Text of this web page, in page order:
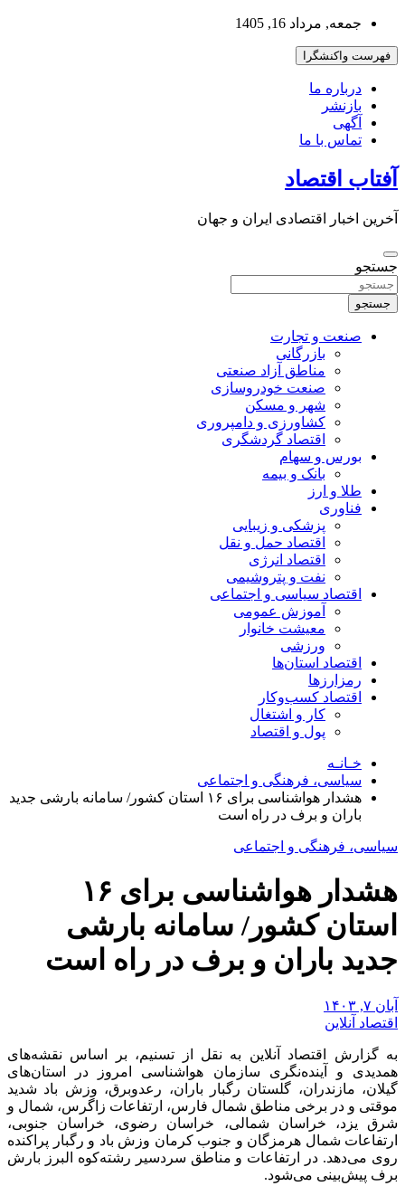
بروید
جمعه, مرداد 16, 1405
فهرست واکنشگرا
درباره ما
بازنشر
آگهی
تماس با ما
آفتاب اقتصاد
آخرین اخبار اقتصادی ایران و جهان
جستجو
جستجو
صنعت و تجارت
بازرگانی
مناطق آزاد صنعتی
صنعت خودروسازی
شهر و مسکن
کشاورزی و دامپروری
اقتصاد گردشگری
بورس و سهام
بانک و بیمه
طلا و ارز
فناوری
پزشکی و زیبایی
اقتصاد حمل و نقل
اقتصاد انرژی
نفت و پتروشیمی
اقتصاد سیاسی و اجتماعی
آموزش عمومی
معیشت خانوار
ورزشی
اقتصاد استان‌ها
رمزارزها
اقتصاد کسب‌و‌کار
کار و اشتغال
پول و اقتصاد
خـانـه
سیاسی، فرهنگی و اجتماعی
هشدار هواشناسی برای ۱۶ استان کشور/ سامانه بارشی جدید
باران و برف در راه است
سیاسی، فرهنگی و اجتماعی
هشدار هواشناسی برای ۱۶
استان کشور/ سامانه بارشی
جدید باران و برف در راه است
آبان ۷, ۱۴۰۳
اقتصاد آنلاین
به گزارش اقتصاد آنلاین به نقل از تسنیم، بر اساس نقشه‌های
همدیدی ‌و آینده‌نگری سازمان هواشناسی امروز در استان‌های
گیلان، مازندران، گلستان رگبار باران، رعدوبرق، وزش باد شدید
موقتی و در برخی مناطق شمال فارس، ارتفاعات زاگرس، شمال و
شرق یزد، خراسان شمالی، خراسان رضوی، خراسان جنوبی،‌
ارتفاعات شمال هرمزگان و جنوب کرمان وزش باد و رگبار پراکنده
روی می‌دهد. در ارتفاعات و مناطق سردسیر رشته‌کوه البرز بارش
برف پیش‌بینی می‌شود.